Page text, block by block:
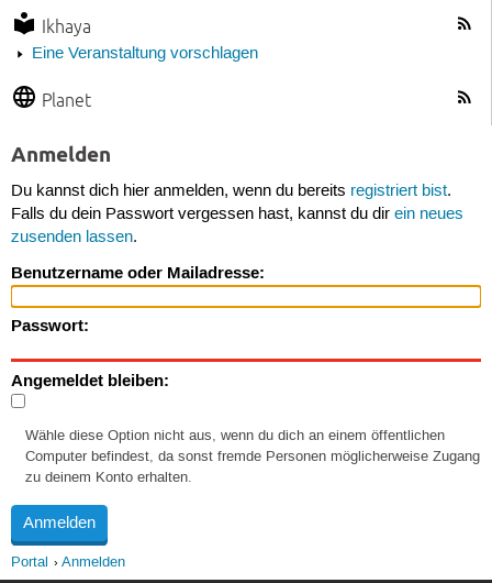
Ikhaya
Eine Veranstaltung vorschlagen
Planet
Anmelden
Du kannst dich hier anmelden, wenn du bereits registriert bist.
Falls du dein Passwort vergessen hast, kannst du dir ein neues
zusenden lassen.
Benutzername oder Mailadresse:
Passwort:
Angemeldet bleiben:
Wähle diese Option nicht aus, wenn du dich an einem öffentlichen
Computer befindest, da sonst fremde Personen möglicherweise Zugang
zu deinem Konto erhalten.
Portal Anmelden